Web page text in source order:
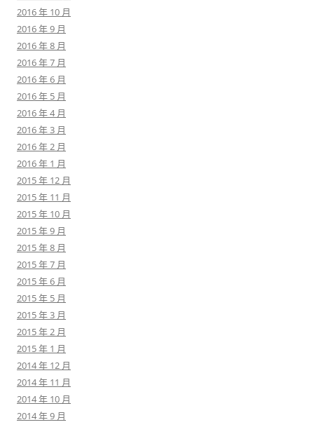
2016 年 10 月
2016 年 9 月
2016 年 8 月
2016 年 7 月
2016 年 6 月
2016 年 5 月
2016 年 4 月
2016 年 3 月
2016 年 2 月
2016 年 1 月
2015 年 12 月
2015 年 11 月
2015 年 10 月
2015 年 9 月
2015 年 8 月
2015 年 7 月
2015 年 6 月
2015 年 5 月
2015 年 3 月
2015 年 2 月
2015 年 1 月
2014 年 12 月
2014 年 11 月
2014 年 10 月
2014 年 9 月